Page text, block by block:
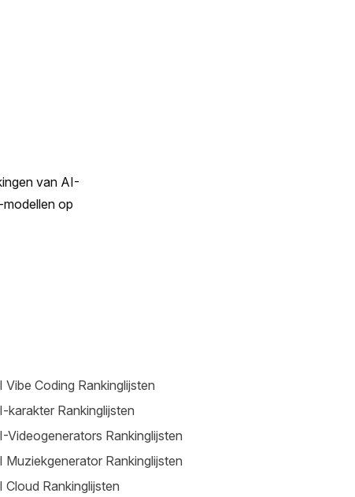
van AI-
op
Vibe Coding Rankinglijsten
karakter Rankinglijsten
Videogenerators Rankinglijsten
Muziekgenerator Rankinglijsten
Cloud Rankinglijsten